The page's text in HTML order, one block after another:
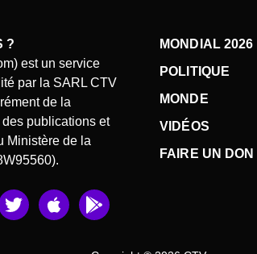
?
est un service
par la SARL CTV
de la
publications et
Ministère de la
T
w
A
p
G
o
MONDIAL 2026
POLITIQUE
MONDE
VIDÉOS
FAIRE UN DON